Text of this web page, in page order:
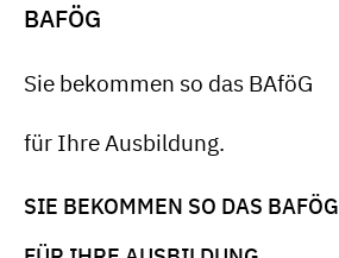
BAFÖG
Sie bekommen so das BAföG
für Ihre Ausbildung.
SIE BEKOMMEN SO DAS BAFÖG